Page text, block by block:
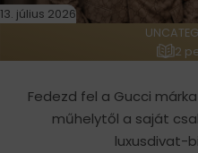
13. július 2026
2
Fedezd fel a Gucci
műhelytől a saját
luxusdivat-